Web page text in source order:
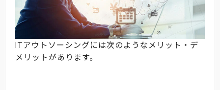
ITアウトソーシングには次のようなメリット・デ
メリットがあります。